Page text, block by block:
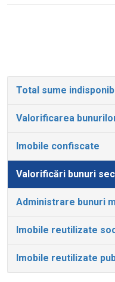
Total sume
Valorificarea
Imobile confiscate
Valorificări bunuri
Administrare bunuri
Imobile reutilizate
Imobile reutilizate